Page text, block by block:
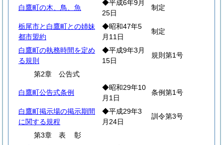
白鷹町の木、鳥、魚
◆平成6年9月
25日
制定
栃尾市と白鷹町との姉妹
都市盟約
◆昭和47年5
月11日
制定
白鷹町の執務時間を定め
る規則
◆平成9年3月
15日
規則第1号
第2章 公告式
白鷹町公告式条例
◆昭和29年10
月1日
条例第1号
白鷹町掲示場の掲示期間
に関する規程
◆平成29年3
月24日
訓令第3号
第3章 表彰